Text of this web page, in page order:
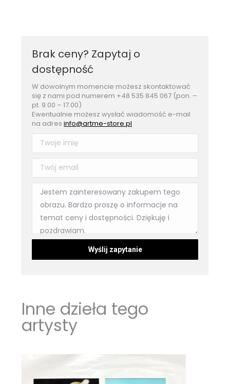
Brak ceny? Zapytaj o
dostępność
W dowolnym momencie możesz skontaktować
się z nami pod numerem +48 535 845 067 (pon. –
pt. 9:00 – 17.00)
Ewentualnie możesz wysłać wiadomość e-mail
na adresinfo@artme-store.pl
Inne dzieła tego
artysty